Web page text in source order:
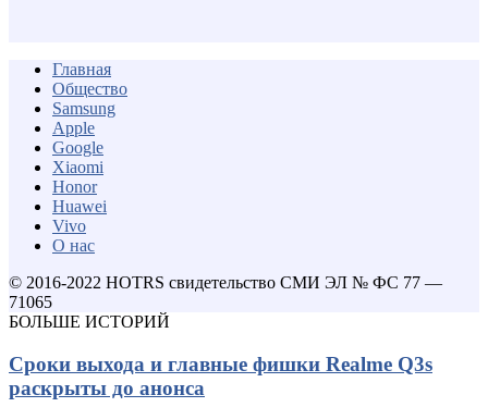
Главная
Общество
Samsung
Apple
Google
Xiaomi
Honor
Huawei
Vivo
О нас
© 2016-2022 HOTRS свидетельство СМИ ЭЛ № ФС 77 —
71065
БОЛЬШЕ ИСТОРИЙ
Сроки выхода и главные фишки Realme Q3s
раскрыты до анонса